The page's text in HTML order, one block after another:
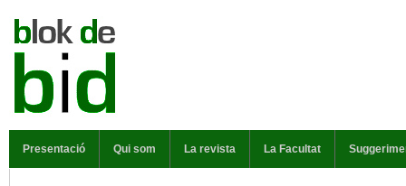
Presentació Qui som La revista La Facultat